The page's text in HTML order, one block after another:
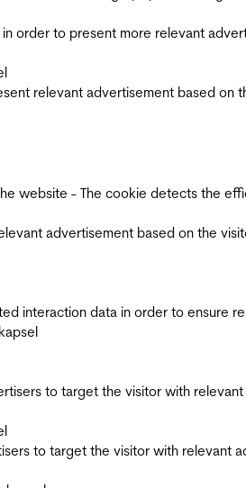
order to present more relevant
relevant advertisement based on
website - The cookie detects the
advertisement based on the
interaction data in order to ensure
to target the visitor with
to target the visitor with relevant